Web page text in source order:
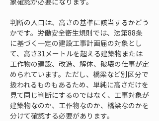
判断の入口は、高さの基準に該当するかどう
かです。労働安全衛生規則では、法第88条
に基づく一定の建設工事計画届の対象とし
て、高さ31メートルを超える建築物または
工作物の建設、改造、解体、破壊の仕事が定
められています。ただし、橋梁など別区分で
扱われるものもあるため、単純に高さだけを
見て同じ判断にするのではなく、工事対象が
建築物なのか、工作物なのか、橋梁なのかを
分けて確認する必要があります。